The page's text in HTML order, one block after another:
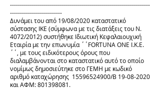
----------------------------------------------------------------------
--------------------------
Δυνάμει του από 19/08/2020 καταστατικό
σύστασης ΙΚΕ (σύμφωνα με τις διατάξεις του Ν.
4072/2012) συστήθηκε Ιδιωτική Κεφαλαιουχική
Εταιρία με την επωνυμία ΄΄FORTUNA ONE Ι.Κ.Ε.
΄΄, με τους ειδικότερους όρους που
διαλαμβάνονται στο καταστατικό αυτό το οποίο
νομίμως δημοσιεύτηκε στο ΓΕΜΗ με κωδικό
αριθμό καταχώρησης 15596524900/Β 19-08-2020
και ΑΦΜ:801398081.